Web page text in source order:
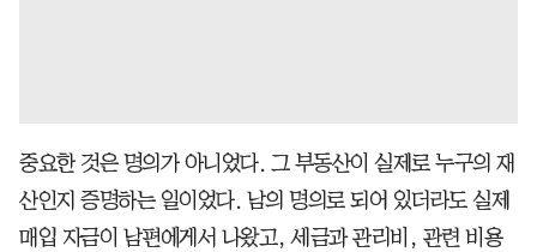
중요한 것은 명의가 아니었다. 그 부동산이 실제로 누구의 재
산인지 증명하는 일이었다. 남의 명의로 되어 있더라도 실제
매입 자금이 남편에게서 나왔고, 세금과 관리비, 관련 비용